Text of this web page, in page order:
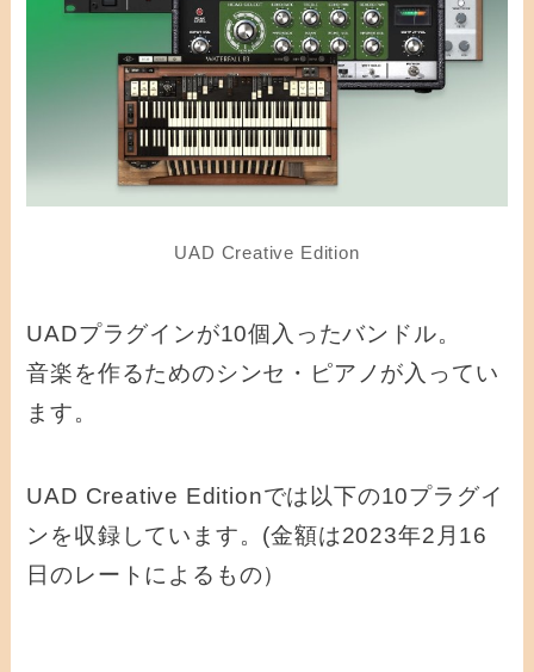
UAD Creative Edition
UADプラグインが10個入ったバンドル。
音楽を作るためのシンセ・ピアノが入ってい
ます。
UAD Creative Editionでは以下の10プラグイ
ンを収録しています。(金額は2023年2月16
日のレートによるもの）